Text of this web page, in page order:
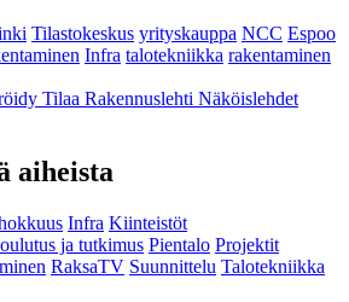
Tilastokeskus yrityskauppa NCC Espoo
Infra talotekniikka rakentaminen
Tilaa Rakennuslehti Näköislehdet
aiheista
Infra Kiinteistöt
ja tutkimus Pientalo Projektit
RaksaTV Suunnittelu Talotekniikka